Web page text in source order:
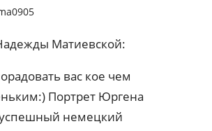
Матиевской:
вас кое чем
Портрет Юргена
немецкий